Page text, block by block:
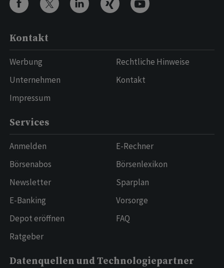
Kontakt
Werbung
Unternehmen
Impressum
Rechtliche Hinweise
Kontakt
Services
Anmelden
Börsenabos
Newsletter
E-Banking
Depot eröffnen
Ratgeber
E-Rechner
Börsenlexikon
Sparplan
Vorsorge
FAQ
Datenquellen und Technologiepartner